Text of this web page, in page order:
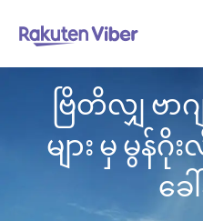
ဗြိတိလျှ ဗာ
များ မှ မွန်ဂို
ခေ